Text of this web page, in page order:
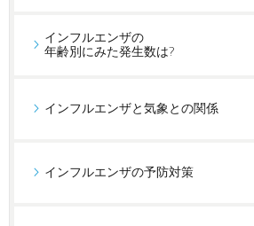
インフルエンザの
年齢別にみた発生数は?
インフルエンザと気象との関係
インフルエンザの予防対策